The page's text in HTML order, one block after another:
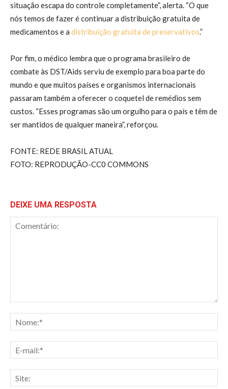
situação escapa do controle completamente”, alerta. “O que
nós temos de fazer é continuar a distribuição gratuita de
medicamentos e a distribuição gratuita de preservativos.”
Por fim, o médico lembra que o programa brasileiro de
combate às DST/Aids serviu de exemplo para boa parte do
mundo e que muitos países e organismos internacionais
passaram também a oferecer o coquetel de remédios sem
custos. “Esses programas são um orgulho para o país e têm de
ser mantidos de qualquer maneira”, reforçou.
FONTE: REDE BRASIL ATUAL
FOTO: REPRODUÇÃO-CC0 COMMONS
DEIXE UMA RESPOSTA